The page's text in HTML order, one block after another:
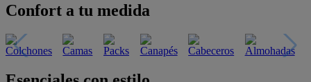
Confort a tu medida